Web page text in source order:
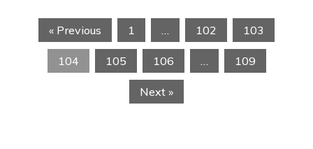
« Previous 1 102 103
104 105 106 109
Next »